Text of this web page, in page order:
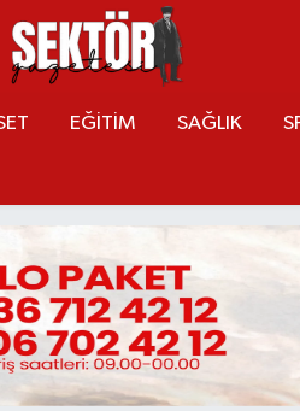
EĞİTİM SAĞLIK